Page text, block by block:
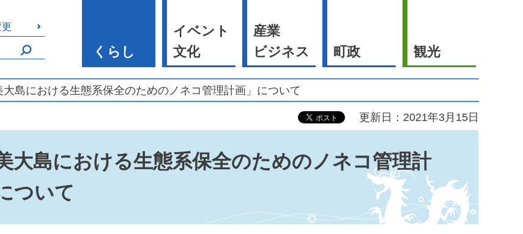
くらし
イベント
文化
産業
ビジネス
町政 観光
大島における生態系保全のためのノネコ管理計画」について
更新日：2021年3月15日
美大島における生態系保全のためのノネコ管理計
ついて